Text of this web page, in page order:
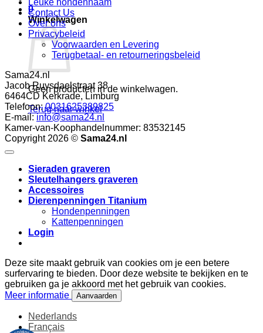
0
Winkelwagen
Geen producten in de winkelwagen.
Terug naar winkel
Leuke hondennaam
Contact Us
Over ons
Privacybeleid
Voorwaarden en Levering
Terugbetaal- en retourneringsbeleid
Sama24.nl
Jacob Ruysdaelstraat 38
6464CD Kerkrade, Limburg
Telefoon:0031625389825
E-mail: info@sama24.nl
Kamer-van-Koophandelnummer: 83532145
Copyright 2026 © Sama24.nl
Sieraden graveren
Sleutelhangers graveren
Accessoires
Dierenpenningen Titanium
Hondenpenningen
Kattenpenningen
Login
Deze site maakt gebruik van cookies om je een betere
surfervaring te bieden. Door deze website te bekijken en te
gebruiken ga je akkoord met het gebruik van cookies.
Meer informatie
Aanvaarden
Nederlands
Français